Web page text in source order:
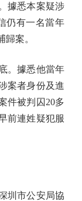
據悉本案疑涉
仍有一名當年
案。
。據悉他當年
案者身份及進
件被判囚20多
前連姓疑犯服
圳市公安局協